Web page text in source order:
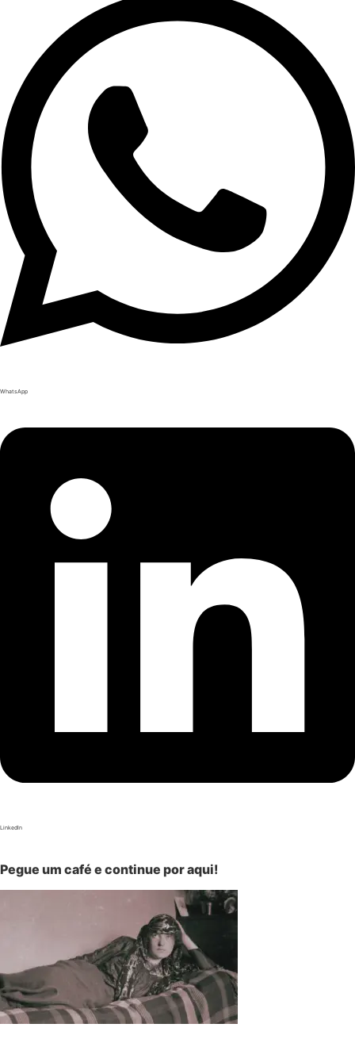
WhatsApp
LinkedIn
Pegue um café e continue por aqui!